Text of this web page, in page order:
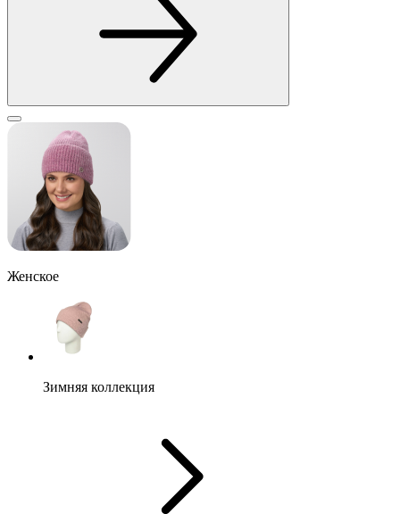
Женское
Зимняя коллекция